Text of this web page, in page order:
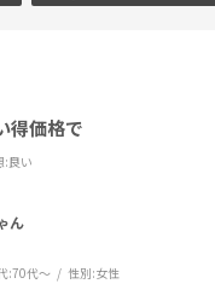
得価格で
:良い
ん
:70代～ 性別:女性